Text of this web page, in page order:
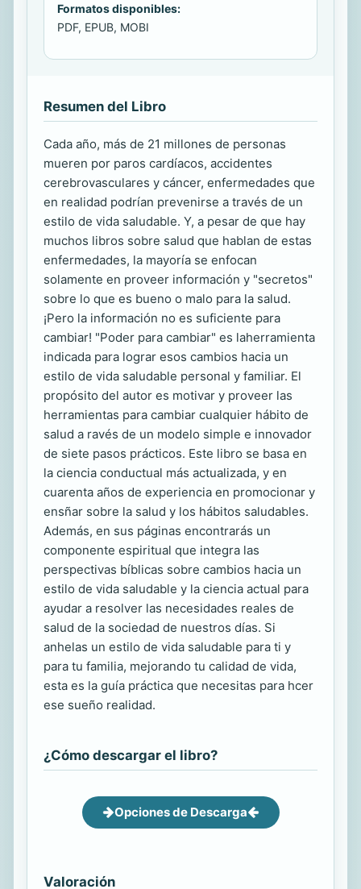
Formatos disponibles:
PDF, EPUB, MOBI
Resumen del Libro
Cada año, más de 21 millones de personas
mueren por paros cardíacos, accidentes
cerebrovasculares y cáncer, enfermedades que
en realidad podrían prevenirse a través de un
estilo de vida saludable. Y, a pesar de que hay
muchos libros sobre salud que hablan de estas
enfermedades, la mayoría se enfocan
solamente en proveer información y "secretos"
sobre lo que es bueno o malo para la salud.
¡Pero la información no es suficiente para
cambiar! "Poder para cambiar" es laherramienta
indicada para lograr esos cambios hacia un
estilo de vida saludable personal y familiar. El
propósito del autor es motivar y proveer las
herramientas para cambiar cualquier hábito de
salud a ravés de un modelo simple e innovador
de siete pasos prácticos. Este libro se basa en
la ciencia conductual más actualizada, y en
cuarenta años de experiencia en promocionar y
ensñar sobre la salud y los hábitos saludables.
Además, en sus páginas encontrarás un
componente espiritual que integra las
perspectivas bíblicas sobre cambios hacia un
estilo de vida saludable y la ciencia actual para
ayudar a resolver las necesidades reales de
salud de la sociedad de nuestros días. Si
anhelas un estilo de vida saludable para ti y
para tu familia, mejorando tu calidad de vida,
esta es la guía práctica que necesitas para hcer
ese sueño realidad.
¿Cómo descargar el libro?
Opciones de Descarga
Valoración